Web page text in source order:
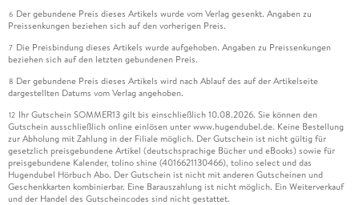
6 Der gebundene Preis dieses Artikels wurde vom Verlag gesenkt. Angaben zu
Preissenkungen beziehen sich auf den vorherigen Preis.
7 Die Preisbindung dieses Artikels wurde aufgehoben. Angaben zu Preissenkungen
beziehen sich auf den letzten gebundenen Preis.
8 Der gebundene Preis dieses Artikels wird nach Ablauf des auf der Artikelseite
dargestellten Datums vom Verlag angehoben.
12 Ihr Gutschein SOMMER13 gilt bis einschließlich 10.08.2026. Sie können den
Gutschein ausschließlich online einlösen unter www.hugendubel.de. Keine Bestellung
zur Abholung mit Zahlung in der Filiale möglich. Der Gutschein ist nicht gültig für
gesetzlich preisgebundene Artikel (deutschsprachige Bücher und eBooks) sowie für
preisgebundene Kalender, tolino shine (4016621130466), tolino select und das
Hugendubel Hörbuch Abo. Der Gutschein ist nicht mit anderen Gutscheinen und
Geschenkkarten kombinierbar. Eine Barauszahlung ist nicht möglich. Ein Weiterverkauf
und der Handel des Gutscheincodes sind nicht gestattet.